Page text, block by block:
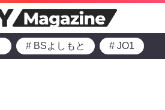
# BSよしもと # JO1